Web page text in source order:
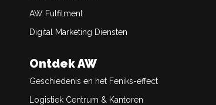
AW Fulfilment
Digital Marketing Diensten
Ontdek AW
Geschiedenis en het Feniks-effect
Logistiek Centrum & Kantoren